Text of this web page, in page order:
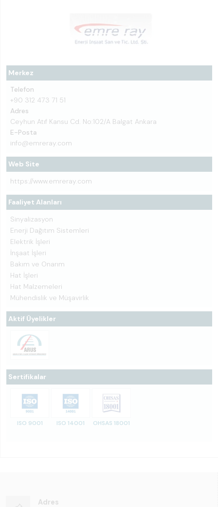
Merkez
Telefon
+90 312 473 71 51
Adres
Ceyhun Atıf Kansu Cd. No:102/A Balgat Ankara
E-Posta
info@emreray.com
Web Site
https://www.emreray.com
Faaliyet Alanları
Sinyalizasyon
Enerji Dağıtım Sistemleri
Elektrik İşleri
İnşaat İşleri
Bakım ve Onarım
Hat İşleri
Hat Malzemeleri
Mühendislik ve Müşavirlik
Aktif Üyelikler
Sertifikalar
ISO 9001 ISO 14001 OHSAS 18001
Adres